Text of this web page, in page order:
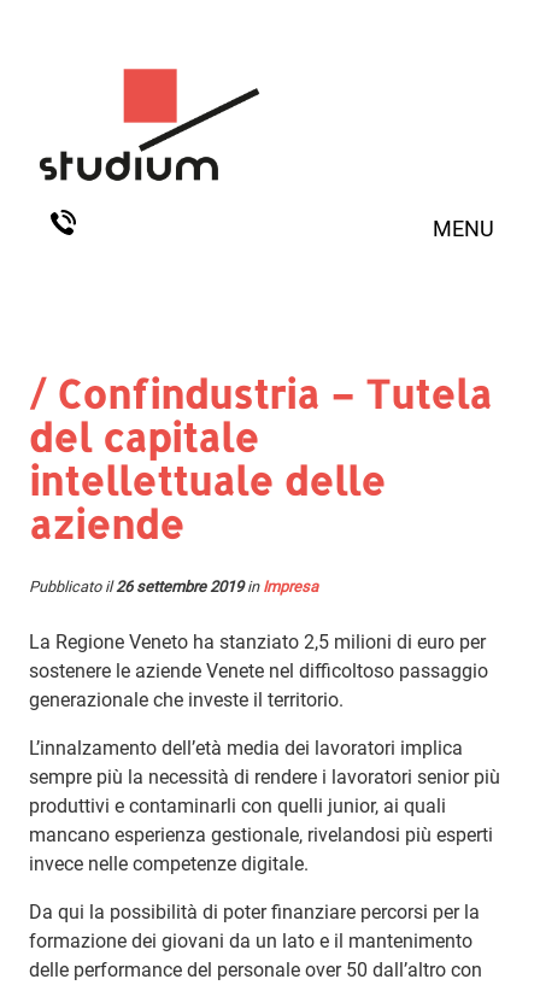
MENU
/ Confindustria – Tutela
del capitale
intellettuale delle
aziende
Pubblicato il26 settembre 2019in Impresa
La Regione Veneto ha stanziato 2,5 milioni di euro per
sostenere le aziende Venete nel difficoltoso passaggio
generazionale che investe il territorio.
L’innalzamento dell’età media dei lavoratori implica
sempre più la necessità di rendere i lavoratori senior più
produttivi e contaminarli con quelli junior, ai quali
mancano esperienza gestionale, rivelandosi più esperti
invece nelle competenze digitale.
Da qui la possibilità di poter finanziare percorsi per la
formazione dei giovani da un lato e il mantenimento
delle performance del personale over 50 dall’altro con